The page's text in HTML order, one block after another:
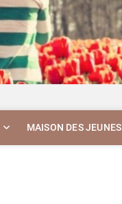
MAISON DES JEUNES